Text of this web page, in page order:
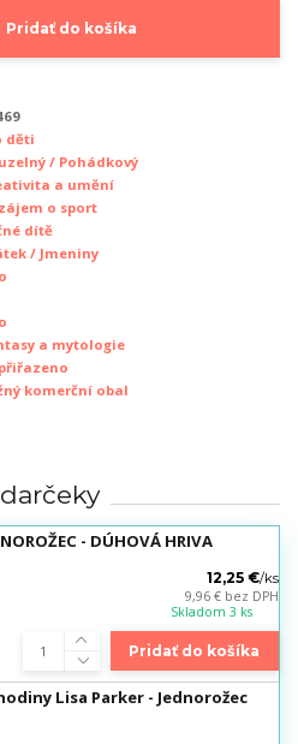
Pridať do košíka
děti
/ Pohádkový
a umění
o sport
dítě
/ Jmeniny
a mytologie
komerční obal
- DÚHOVÁ HRIVA
12,25 €/ks
9,96 € bez DPH
Skladom 3 ks
Pridať do košíka
Lisa Parker - Jednorožec